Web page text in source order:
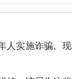
人实施诈骗。